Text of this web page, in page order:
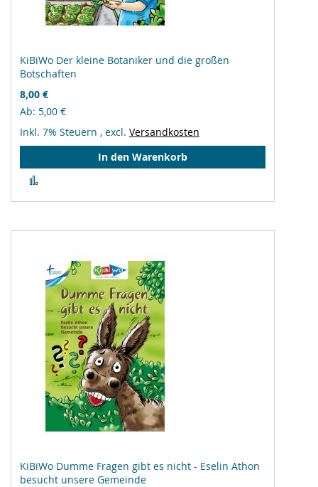
KiBiWo Der kleine Botaniker und die großen
Botschaften
8,00 €
Ab 5,00 €
Inkl. 7% Steuern , excl. Versandkosten
In den Warenkorb
hinzufügen
KiBiWo Dumme Fragen gibt es nicht - Eselin Athon
besucht unsere Gemeinde